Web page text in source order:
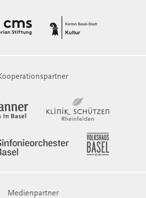
Medienpartner